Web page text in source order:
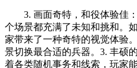
3. 画面奇特，和役体验佳：
个场景都充满了未知和挑和。
家带来了一种奇特的视觉体验
景切换最合适的兵器。3. 丰硕
着各类随机事务和线索，玩家